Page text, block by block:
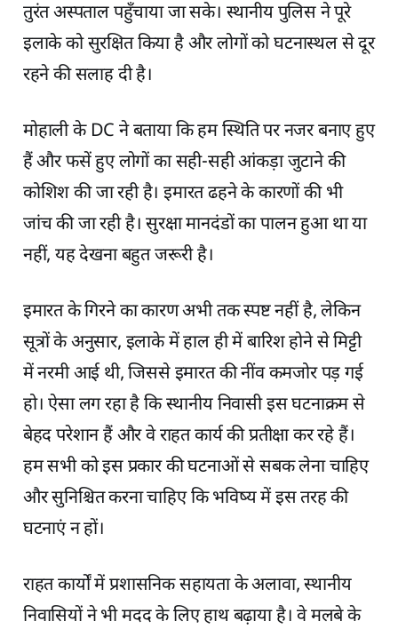
तुरंत अस्पताल पहुँचाया जा सके। स्थानीय पुलिस ने पूरे
इलाके को सुरक्षित किया है और लोगों को घटनास्थल से दूर
रहने की सलाह दी है।
मोहाली के DC ने बताया कि हम स्थिति पर नजर बनाए हुए
हैं और फसें हुए लोगों का सही-सही आंकड़ा जुटाने की
कोशिश की जा रही है। इमारत ढहने के कारणों की भी
जांच की जा रही है। सुरक्षा मानदंडों का पालन हुआ था या
नहीं, यह देखना बहुत जरूरी है।
इमारत के गिरने का कारण अभी तक स्पष्ट नहीं है, लेकिन
सूत्रों के अनुसार, इलाके में हाल ही में बारिश होने से मिट्टी
में नरमी आई थी, जिससे इमारत की नींव कमजोर पड़ गई
हो। ऐसा लग रहा है कि स्थानीय निवासी इस घटनाक्रम से
बेहद परेशान हैं और वे राहत कार्य की प्रतीक्षा कर रहे हैं।
हम सभी को इस प्रकार की घटनाओं से सबक लेना चाहिए
और सुनिश्चित करना चाहिए कि भविष्य में इस तरह की
घटनाएं न हों।
राहत कार्यों में प्रशासनिक सहायता के अलावा, स्थानीय
निवासियों ने भी मदद के लिए हाथ बढ़ाया है। वे मलबे के